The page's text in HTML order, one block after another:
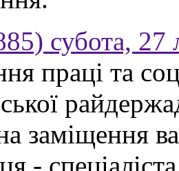
субота, 27
праці та
заміщення
-